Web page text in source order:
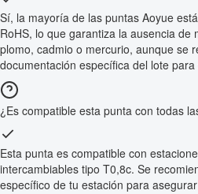
Sí, la mayoría de las puntas Aoyue
RoHS, lo que garantiza la ausencia de
plomo, cadmio o mercurio, aunque se
documentación específica del lote
¿Es compatible esta punta con todas
Esta punta es compatible con
intercambiables tipo T0,8c. Se
específico de tu estación para